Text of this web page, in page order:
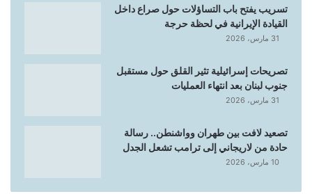
تسريب يفتح باب التساؤلات حول صراع داخل
القيادة الإيرانية في لحظة حرجة
31 مارس، 2026
تصريحات إسرائيلية تثير القلق حول مستقبل
جنوب لبنان بعد انتهاء العمليات
31 مارس، 2026
تصعيد لافت بين طهران وواشنطن.. رسالة
حادة من لاريجاني إلى ترامب تشعل الجدل
10 مارس، 2026